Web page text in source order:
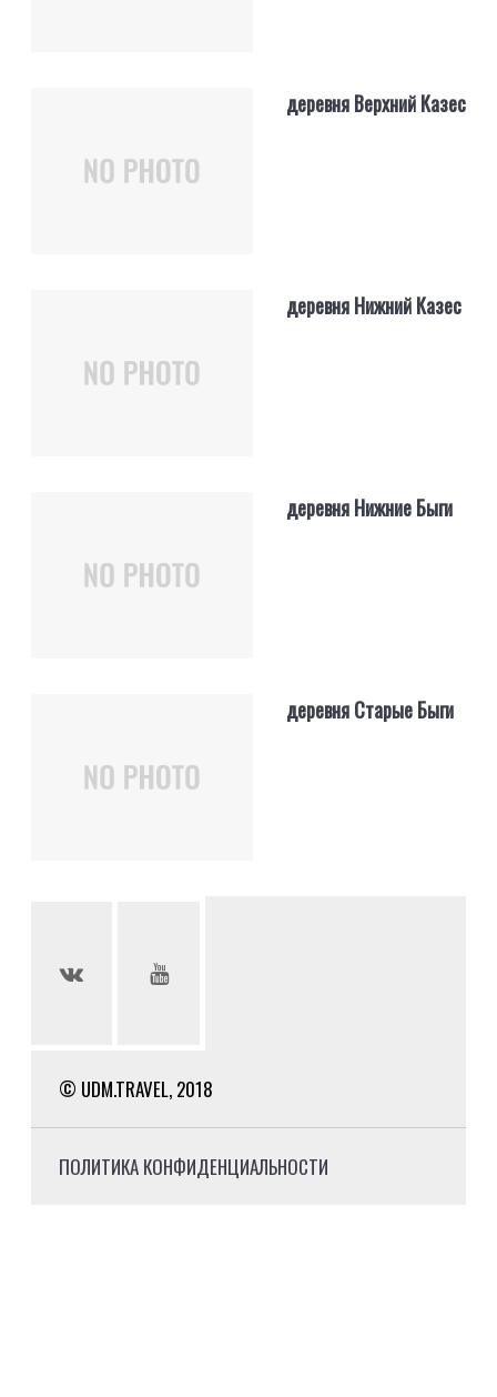
деревня Верхний Казес
деревня Нижний Казес
деревня Нижние Быги
деревня Старые Быги
© UDM.TRAVEL, 2018
ПОЛИТИКА КОНФИДЕНЦИАЛЬНОСТИ